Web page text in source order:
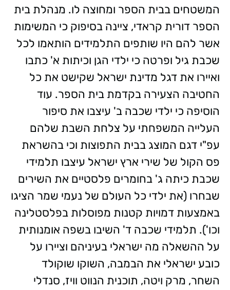
המשטחים בבית הספר ומחוצה לו. מנהלת בית
הספר דורית קראדי, ציינה בסיפוק כי המשימות
אשר להם היו שותפים התלמידים הותאמו לכל
שכבת גיל ופרטה כי ילדי הגן וכיתות א' כתבו
ואיירו את דגל מדינת ישראל שקישט את כל
החטיבה הצעירה בקדמת בית הספר. עוד
הוסיפה כי ילדי שכבה ב' עיצבו את סיפור
העלייה המשפחתי על צלחת השבת שלהם
עפ"י דגם המוצג בבית התפוצות וכי בהשראת
פס הקול של שירי ארץ ישראל עיצבו תלמידי
שכבת כיתה ג' בחומרים פלסטיים את השירים
שבחרו (את ילדי כל העולם של נעמי שמר הציגו
באמצעות דמויות קטנות מפוסלות בפלסטלינה
וכו'). תלמידי שכבה ד' השיבו בשפה אומנותית
על ההשאלה מה ישראלי בעיניהם וציירו על
כובע ישראלי את הבמבה, השוקו שוקולד
השחר, מרק ויטה, תוכנית הנווט וויז, סנדלי